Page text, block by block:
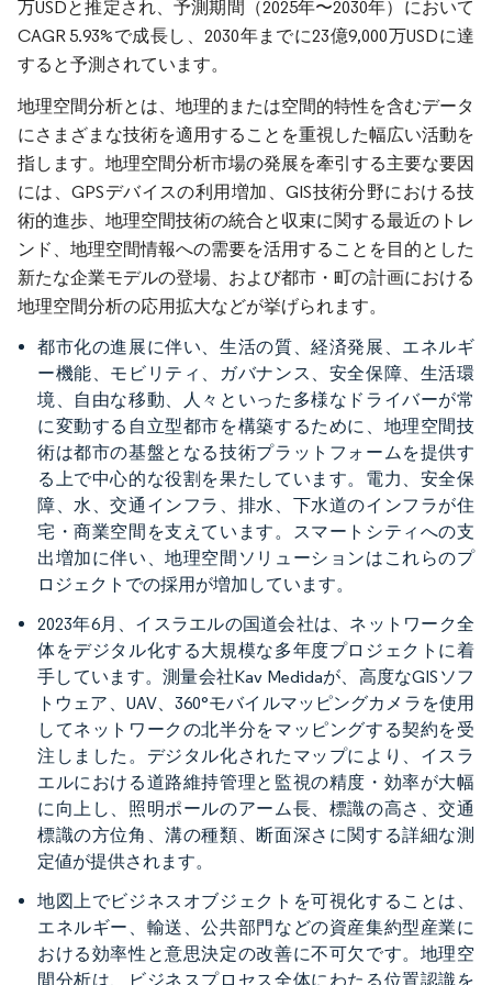
万USDと推定され、予測期間（2025年〜2030年）において
CAGR 5.93%で成長し、2030年までに23億9,000万USDに達
すると予測されています。
地理空間分析とは、地理的または空間的特性を含むデータ
にさまざまな技術を適用することを重視した幅広い活動を
指します。地理空間分析市場の発展を牽引する主要な要因
には、GPSデバイスの利用増加、GIS技術分野における技
術的進歩、地理空間技術の統合と収束に関する最近のトレ
ンド、地理空間情報への需要を活用することを目的とした
新たな企業モデルの登場、および都市・町の計画における
地理空間分析の応用拡大などが挙げられます。
都市化の進展に伴い、生活の質、経済発展、エネルギ
ー機能、モビリティ、ガバナンス、安全保障、生活環
境、自由な移動、人々といった多様なドライバーが常
に変動する自立型都市を構築するために、地理空間技
術は都市の基盤となる技術プラットフォームを提供す
る上で中心的な役割を果たしています。電力、安全保
障、水、交通インフラ、排水、下水道のインフラが住
宅・商業空間を支えています。スマートシティへの支
出増加に伴い、地理空間ソリューションはこれらのプ
ロジェクトでの採用が増加しています。
2023年6月、イスラエルの国道会社は、ネットワーク全
体をデジタル化する大規模な多年度プロジェクトに着
手しています。測量会社Kav Medidaが、高度なGISソフ
トウェア、UAV、360°モバイルマッピングカメラを使用
してネットワークの北半分をマッピングする契約を受
注しました。デジタル化されたマップにより、イスラ
エルにおける道路維持管理と監視の精度・効率が大幅
に向上し、照明ポールのアーム長、標識の高さ、交通
標識の方位角、溝の種類、断面深さに関する詳細な測
定値が提供されます。
地図上でビジネスオブジェクトを可視化することは、
エネルギー、輸送、公共部門などの資産集約型産業に
おける効率性と意思決定の改善に不可欠です。地理空
間分析は、ビジネスプロセス全体にわたる位置認識を